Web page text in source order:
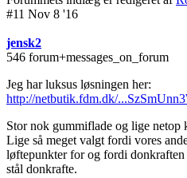
#11 Nov 8 '16
jensk2
546 forum+messages_on_forum
Jeg har luksus løsningen her:
http://netbutik.fdm.dk/
Stor nok gummiflade og lige netop
Lige så meget valgt fordi vores
løftepunkter for og fordi
stål donkrafte.